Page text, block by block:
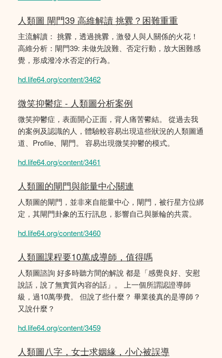
人類圖 閘門39 高維解讀 挑釁？困難重重
主流解讀： 挑釁，透過挑釁，激發人與人關係的火花！
高維分析：閘門39: 未做先說難、否定行動，放大困難感
覺，形成潑冷水否定的行為。
hd.life64.org/content/3462
微笑抑鬱症 - 人類圖分析案例
微笑抑鬱症，表面開心正面，背人痛苦鬰結。 從過去我
的案例及認識的人，體驗較容易出現這些狀況的人類圖通
道、Profile、閘門。 容易出現微笑抑鬱的模式。
hd.life64.org/content/3461
人類圖的閘門與能量中心關連
人類圖的閘門，並非來自能量中心，閘門，被行星方位綁
定，其閘門卦象的五行訊息，影響自己與脈輪的共震。
hd.life64.org/content/3460
人類圖課程要10萬成導師，值得嗎
人類圖諮詢 好多時聽方間的解說 都是「感覺良好、安慰
說話，說了無實質內容的話」。 上一個所謂認證導師
級，過10萬學費。 但說了些什麼？ 畢業後真的是導師？
又說什麼？
hd.life64.org/content/3459
人類圖八字，女士求姻緣，小心被誤導